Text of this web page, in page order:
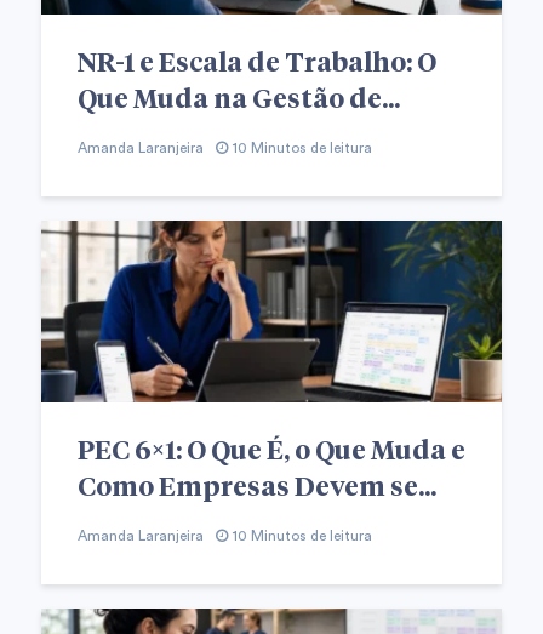
NR-1 e Escala de Trabalho: O
Que Muda na Gestão de...
Amanda Laranjeira 10 Minutos de leitura
PEC 6×1: O Que É, o Que Muda e
Como Empresas Devem se...
Amanda Laranjeira 10 Minutos de leitura